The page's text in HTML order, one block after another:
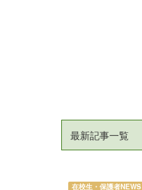
最新記事一覧
在校生・保護者NEWS